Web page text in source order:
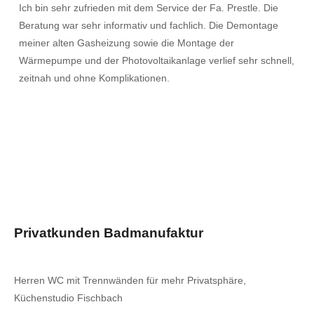
Ich bin sehr zufrieden mit dem Service der Fa. Prestle. Die
Beratung war sehr informativ und fachlich. Die Demontage
meiner alten Gasheizung sowie die Montage der
Wärmepumpe und der Photovoltaikanlage verlief sehr schnell,
zeitnah und ohne Komplikationen.
Privatkunden Badmanufaktur
Herren WC mit Trennwänden für mehr Privatsphäre,
Küchenstudio Fischbach